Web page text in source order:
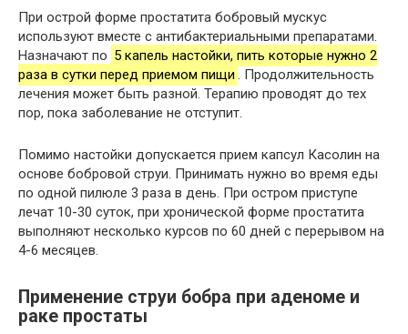
При острой форме простатита бобровый мускус
используют вместе с антибактериальными препаратами.
Назначают по 5 капель настойки, пить которые нужно 2
раза в сутки перед приемом пищи . Продолжительность
лечения может быть разной. Терапию проводят до тех
пор, пока заболевание не отступит.
Помимо настойки допускается прием капсул Касолин на
основе бобровой струи. Принимать нужно во время еды
по одной пилюле 3 раза в день. При остром приступе
лечат 10-30 суток, при хронической форме простатита
выполняют несколько курсов по 60 дней с перерывом на
4-6 месяцев.
Применение струи бобра при аденоме и
раке простаты